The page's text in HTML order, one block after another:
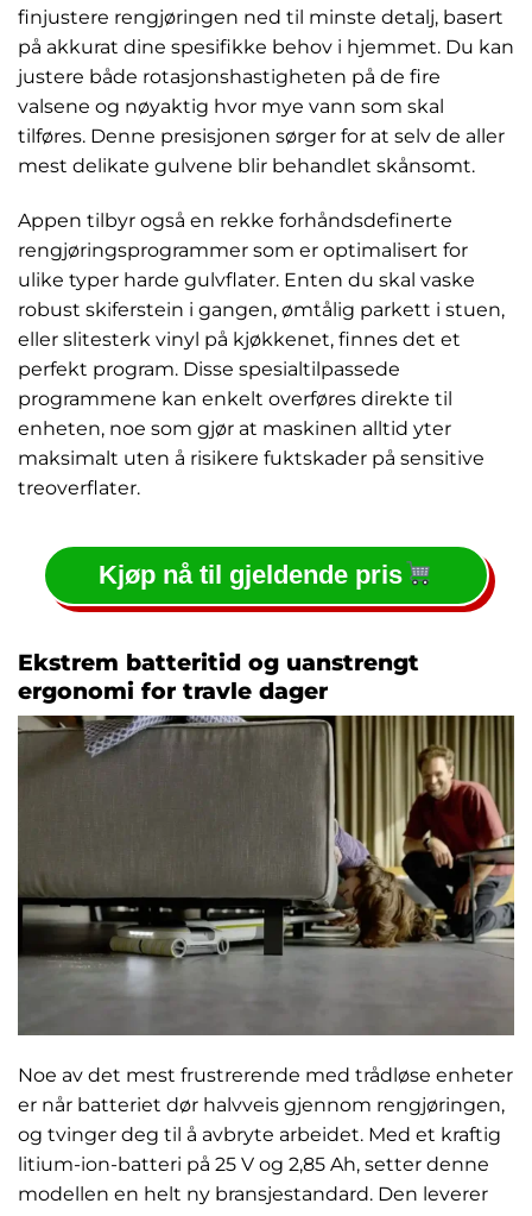
finjustere rengjøringen ned til minste detalj, basert
på akkurat dine spesifikke behov i hjemmet. Du kan
justere både rotasjonshastigheten på de fire
valsene og nøyaktig hvor mye vann som skal
tilføres. Denne presisjonen sørger for at selv de aller
mest delikate gulvene blir behandlet skånsomt.
Appen tilbyr også en rekke forhåndsdefinerte
rengjøringsprogrammer som er optimalisert for
ulike typer harde gulvflater. Enten du skal vaske
robust skiferstein i gangen, ømtålig parkett i stuen,
eller slitesterk vinyl på kjøkkenet, finnes det et
perfekt program. Disse spesialtilpassede
programmene kan enkelt overføres direkte til
enheten, noe som gjør at maskinen alltid yter
maksimalt uten å risikere fuktskader på sensitive
treoverflater.
Kjøp nå til gjeldende pris
Ekstrem batteritid og uanstrengt
ergonomi for travle dager
Noe av det mest frustrerende med trådløse enheter
er når batteriet dør halvveis gjennom rengjøringen,
og tvinger deg til å avbryte arbeidet. Med et kraftig
litium-ion-batteri på 25 V og 2,85 Ah, setter denne
modellen en helt ny bransjestandard. Den leverer